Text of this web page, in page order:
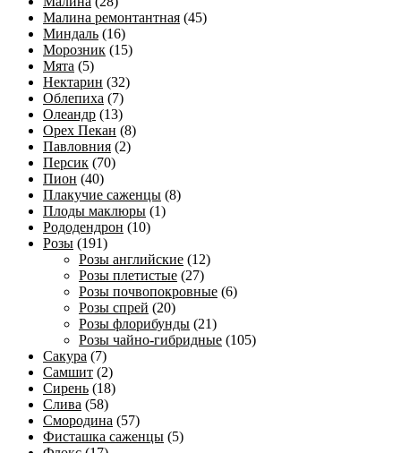
Малина ремонтантная (45)
Миндаль (16)
Морозник (15)
Мята (5)
Нектарин (32)
Облепиха (7)
Олеандр (13)
Орех Пекан (8)
Павловния (2)
Персик (70)
Пион (40)
Плакучие саженцы (8)
Плоды маклюры (1)
Рододендрон (10)
Розы (191)
Розы английские (12)
Розы плетистые (27)
Розы почвопокровные (6)
Розы спрей (20)
Розы флорибунды (21)
Розы чайно-гибридные (105)
Сакура (7)
Самшит (2)
Сирень (18)
Слива (58)
Смородина (57)
Фисташка саженцы (5)